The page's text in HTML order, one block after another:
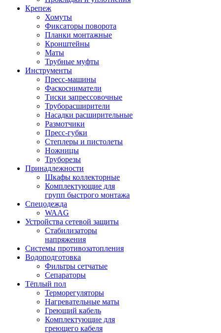
Крепеж
Хомуты
Фиксаторы поворота
Планки монтажные
Кронштейны
Маты
Трубные муфты
Инструменты
Пресс-машины
Фаскосниматели
Тиски запрессовочные
Труборасширители
Насадки расширительные
Размотчики
Пресс-губки
Степлеры и пистолеты
Ножницы
Труборезы
Принадлежности
Шкафы коллекторные
Комплектующие для
групп быстрого монтажа
Спецодежда
WAAG
Устройства сетевой защиты
Стабилизаторы
напряжения
Системы противозатопления
Водоподготовка
Фильтры сетчатые
Сепараторы
Тёплый пол
Терморегуляторы
Нагревательные маты
Греющий кабель
Комплектующие для
греющего кабеля